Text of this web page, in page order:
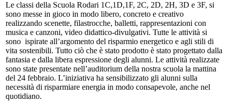
Le classi della Scuola Rodari 1C,1D,1F, 2C, 2D, 2H, 3D e 3F, si
sono messe in gioco in modo libero, concreto e creativo
realizzando scenette, filastrocche, balletti, rappresentazioni con
musica e canzoni, video didattico-divulgativi. Tutte le attività si
sono ispirate all’argomento del risparmio energetico e agli stili di
vita sostenibili. Tutto ciò che è stato prodotto è stato progettato dalla
fantasia e dalla libera espressione degli alunni. Le attività realizzate
sono state presentate nell’auditorium della nostra scuola la mattina
del 24 febbraio. L’iniziativa ha sensibilizzato gli alunni sulla
necessità di risparmiare energia in modo consapevole, anche nel
quotidiano.